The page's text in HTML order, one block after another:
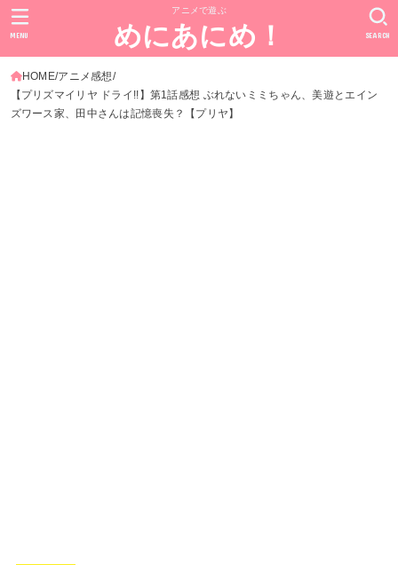
アニメで遊ぶ
めにあにめ！ SEARCH
MENU
HOME アニメ感想
【プリズマイリヤ ドライ!!】第1話感想 ぶれないミミちゃん、美遊とエイン
ズワース家、田中さんは記憶喪失？【プリヤ】